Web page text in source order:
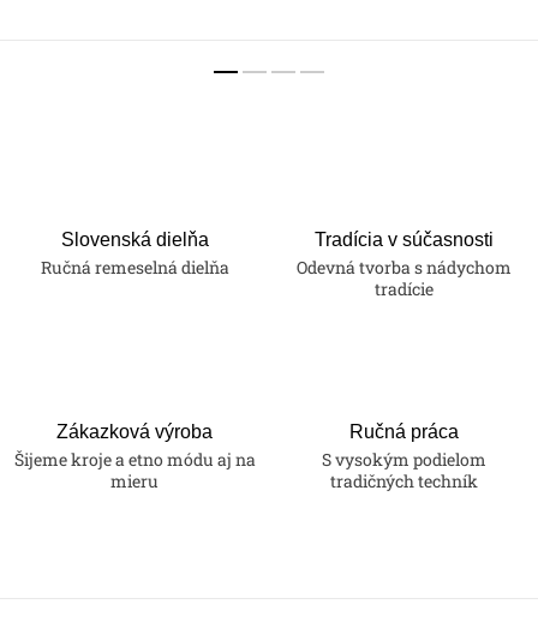
Slovenská dielňa
Ručná remeselná dielňa
Tradícia v súčasnosti
Odevná tvorba s nádychom
tradície
Zákazková výroba
Šijeme kroje a etno módu aj na
mieru
Ručná práca
S vysokým podielom
tradičných techník